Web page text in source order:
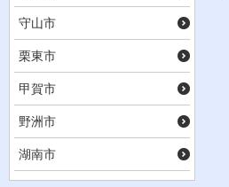
守山市
栗東市
甲賀市
野洲市
湖南市